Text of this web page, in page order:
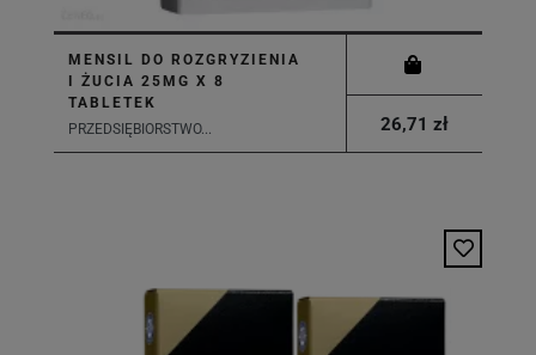
MENSIL DO ROZGRYZIENIA
I ŻUCIA 25MG X 8
TABLETEK
PRZEDSIĘBIORSTWO...
26,71 zł